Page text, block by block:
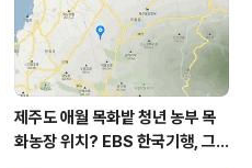
석산 거망산 기백산
제주도 애월 목화밭 청년 농부 목
화농장 위치? EBS 한국기행, 그